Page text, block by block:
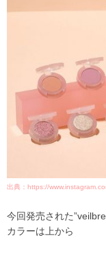
出典：https://
今回発売された
カラーは上から